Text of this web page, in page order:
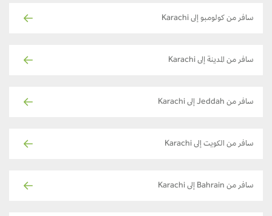
سافر من كولومبو إلى Karachi
سافر من المدينة إلى Karachi
سافر من Jeddah إلى Karachi
سافر من الكويت إلى Karachi
سافر من Bahrain إلى Karachi